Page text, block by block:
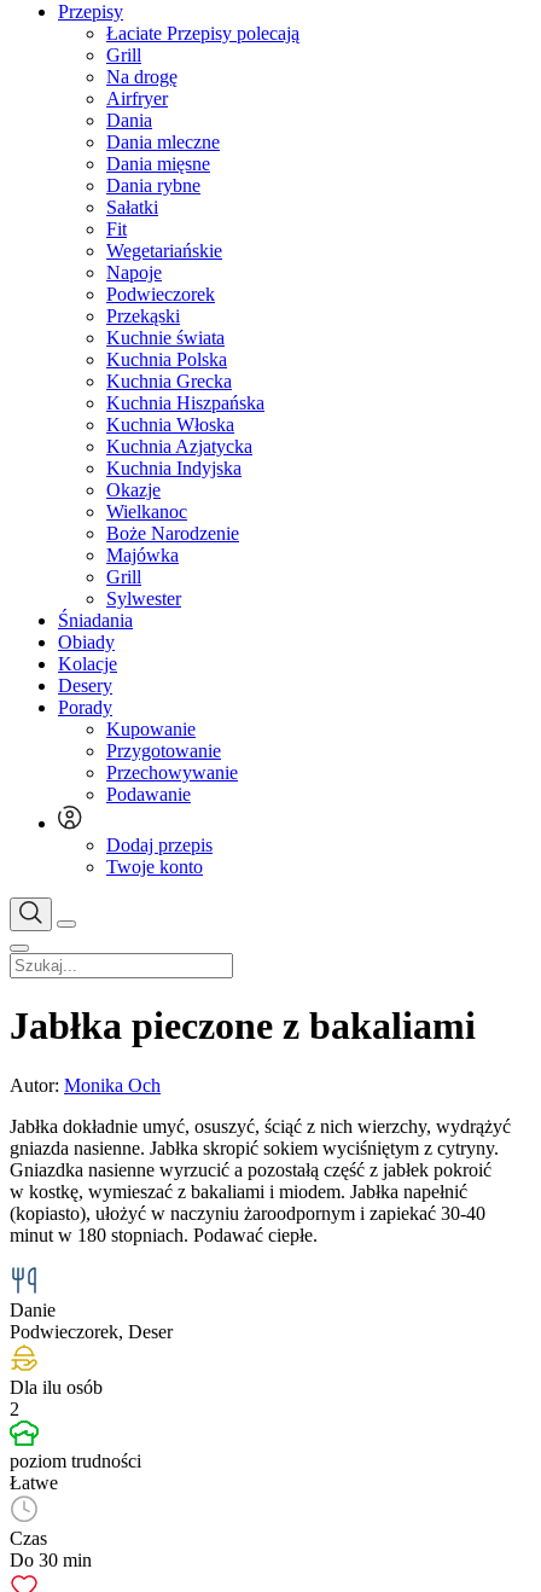
Przepisy
Łaciate Przepisy polecają
Grill
Na drogę
Airfryer
Dania
Dania mleczne
Dania mięsne
Dania rybne
Sałatki
Fit
Wegetariańskie
Napoje
Podwieczorek
Przekąski
Kuchnie świata
Kuchnia Polska
Kuchnia Grecka
Kuchnia Hiszpańska
Kuchnia Włoska
Kuchnia Azjatycka
Kuchnia Indyjska
Okazje
Wielkanoc
Boże Narodzenie
Majówka
Grill
Sylwester
Śniadania
Obiady
Kolacje
Desery
Porady
Kupowanie
Przygotowanie
Przechowywanie
Podawanie
Dodaj przepis
Twoje konto
Jabłka pieczone z bakaliami
Autor: Monika Och
Jabłka dokładnie umyć, osuszyć, ściąć z nich wierzchy, wydrążyć
gniazda nasienne. Jabłka skropić sokiem wyciśniętym z cytryny.
Gniazdka nasienne wyrzucić a pozostałą część z jabłek pokroić
w kostkę, wymieszać z bakaliami i miodem. Jabłka napełnić
(kopiasto), ułożyć w naczyniu żaroodpornym i zapiekać 30-40
minut w 180 stopniach. Podawać ciepłe.
Danie
Podwieczorek, Deser
Dla ilu osób
2
poziom trudności
Łatwe
Czas
Do 30 min